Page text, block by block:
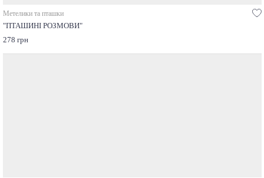
Метелики та пташки
"ПТАШИНІ РОЗМОВИ"
278 грн